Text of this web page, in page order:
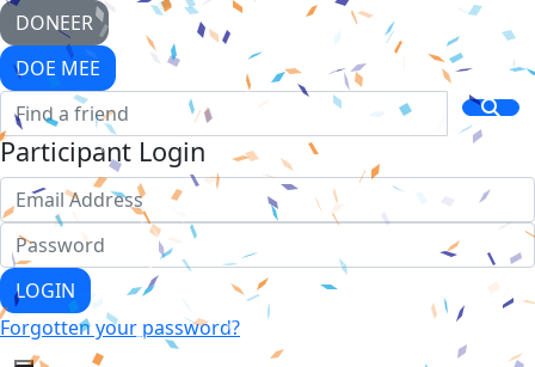
DONEER
DOE MEE
Participant Login
LOGIN
Forgotten your password?